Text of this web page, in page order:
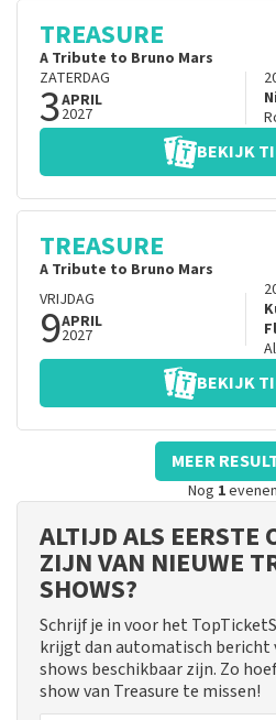
TREASURE
A Tribute to Bruno Mars
ZATERDAG
3APRIL
2027
BEKIJK
TREASURE
A Tribute to Bruno Mars
VRIJDAG
9APRIL
2027
BEKIJK
MEER
Nog 1
ALTIJD ALS EERSTE
ZIJN VAN NIEUWE
SHOWS?
Schrijf je in voor het
krijgt dan automatisch bericht
shows beschikbaar zijn. Zo
show van Treasure te missen!